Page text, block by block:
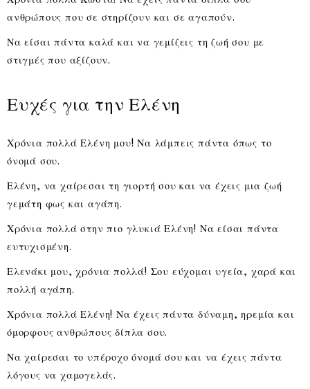
ανθρώπους που σε στηρίζουν και σε αγαπούν.
Να είσαι πάντα καλά και να γεμίζεις τη ζωή σου με
στιγμές που αξίζουν.
Ευχές για την Ελένη
Χρόνια πολλά Ελένη μου! Να λάμπεις πάντα όπως το
όνομά σου.
Ελένη, να χαίρεσαι τη γιορτή σου και να έχεις μια ζωή
γεμάτη φως και αγάπη.
Χρόνια πολλά στην πιο γλυκιά Ελένη! Να είσαι πάντα
ευτυχισμένη.
Ελενάκι μου, χρόνια πολλά! Σου εύχομαι υγεία, χαρά και
πολλή αγάπη.
Χρόνια πολλά Ελένη! Να έχεις πάντα δύναμη, ηρεμία και
όμορφους ανθρώπους δίπλα σου.
Να χαίρεσαι το υπέροχο όνομά σου και να έχεις πάντα
λόγους να χαμογελάς.